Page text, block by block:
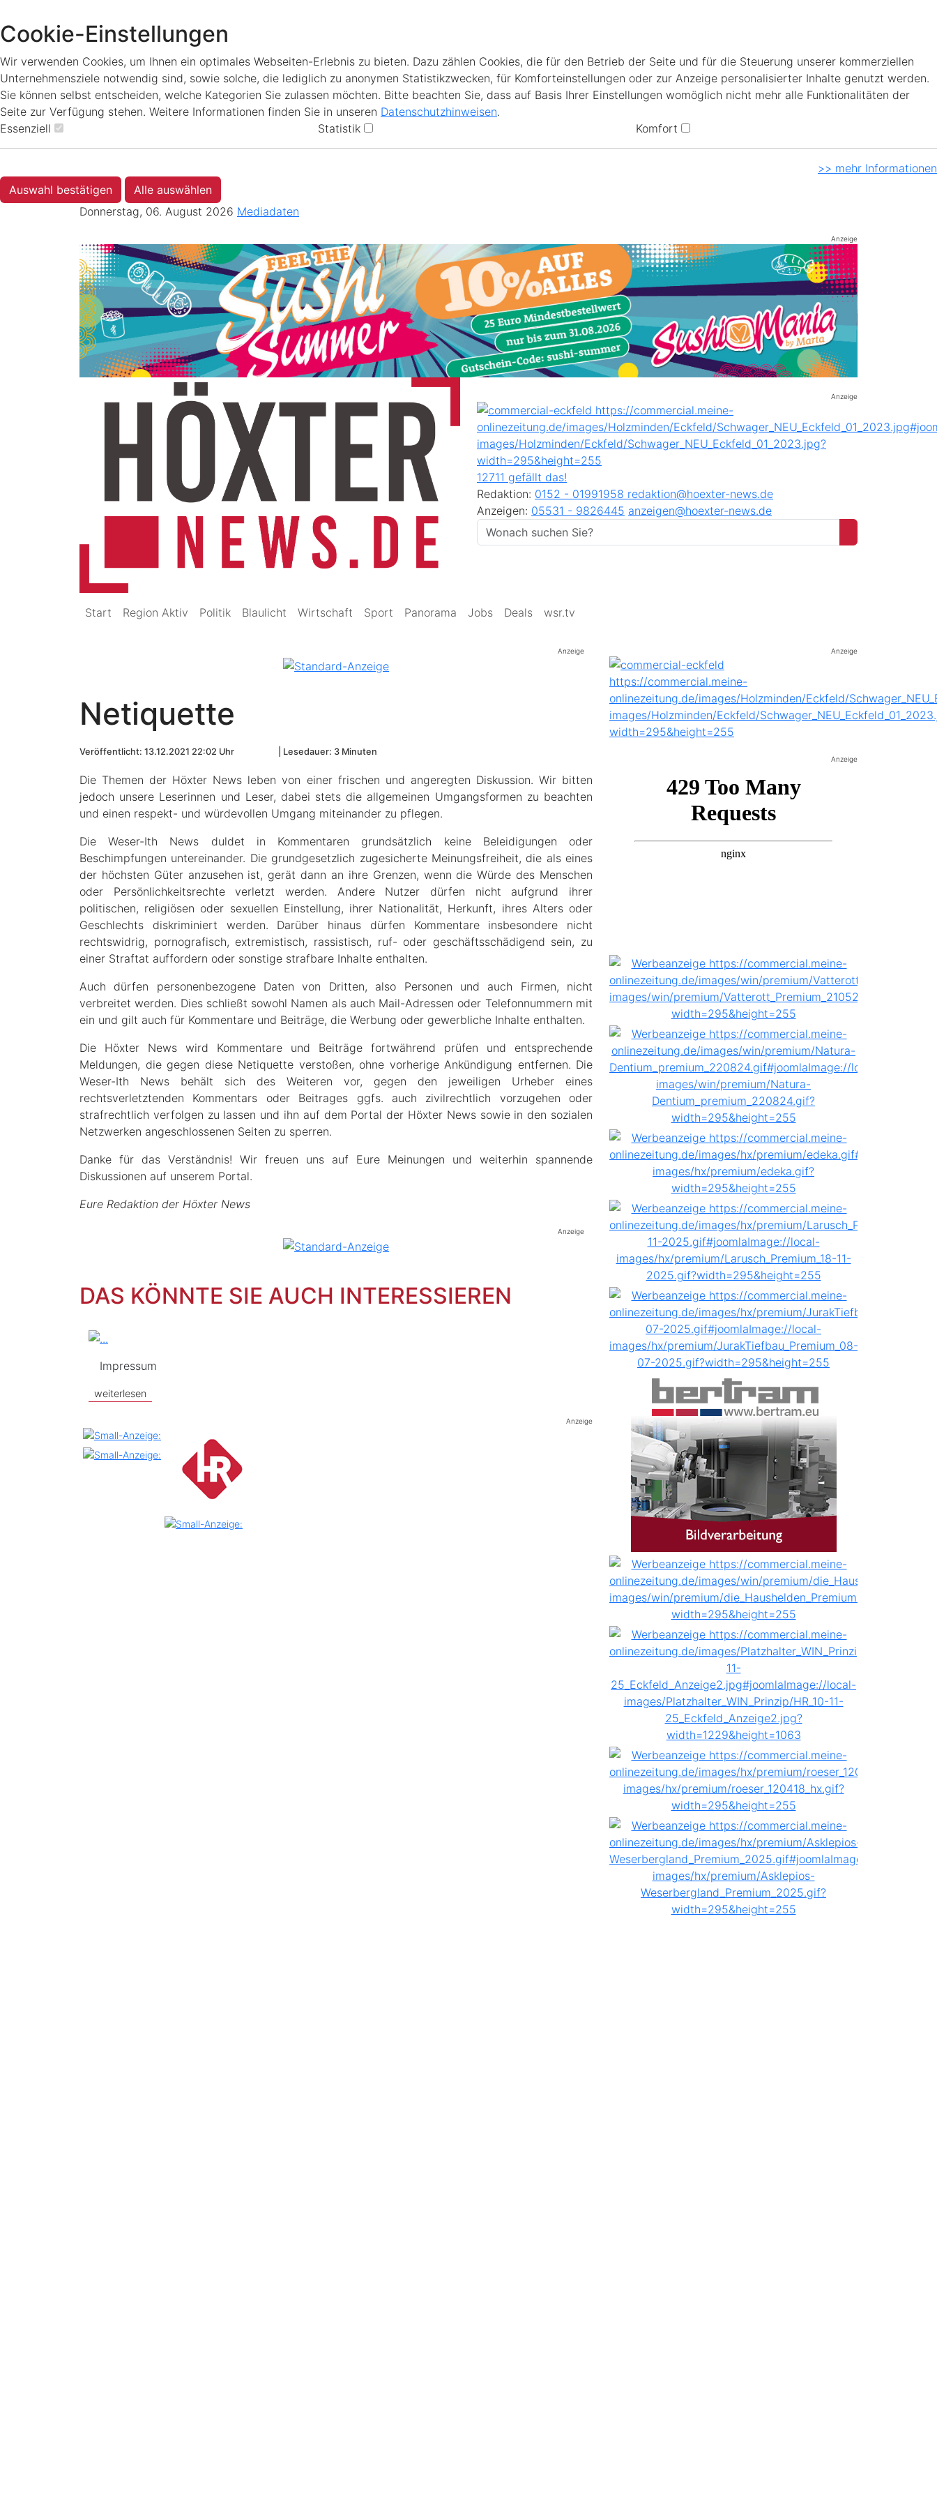
Cookie-Einstellungen
Wir verwenden Cookies, um Ihnen ein optimales Webseiten-Erlebnis zu bieten. Dazu zählen Cookies, die für den Betrieb der Seite und für die Steuerung unserer kommerziellen
Unternehmensziele notwendig sind, sowie solche, die lediglich zu anonymen Statistikzwecken, für Komforteinstellungen oder zur Anzeige personalisierter Inhalte genutzt werden.
Sie können selbst entscheiden, welche Kategorien Sie zulassen möchten. Bitte beachten Sie, dass auf Basis Ihrer Einstellungen womöglich nicht mehr alle Funktionalitäten der
Seite zur Verfügung stehen. Weitere Informationen finden Sie in unseren Datenschutzhinweisen.
Essenziell
Statistik Komfort
>> mehr Informationen
Auswahl bestätigen
Alle auswählen
Donnerstag, 06. August 2026 Mediadaten
Anzeige
Anzeige
12711 gefällt das!
Redaktion: 0152 - 01991958 redaktion@hoexter-news.de
Anzeigen: 05531 - 9826445 anzeigen@hoexter-news.de
Start Region Aktiv Politik Blaulicht Wirtschaft Sport Panorama Jobs Deals wsr.tv
Anzeige
Netiquette
Veröffentlicht: 13.12.2021 22:02 Uhr Lesedauer: 3 Minuten
Die Themen der Höxter News leben von einer frischen und angeregten Diskussion. Wir bitten
jedoch unsere Leserinnen und Leser, dabei stets die allgemeinen Umgangsformen zu beachten
und einen respekt- und würdevollen Umgang miteinander zu pflegen.
Die Weser-Ith News duldet in Kommentaren grundsätzlich keine Beleidigungen oder
Beschimpfungen untereinander. Die grundgesetzlich zugesicherte Meinungsfreiheit, die als eines
der höchsten Güter anzusehen ist, gerät dann an ihre Grenzen, wenn die Würde des Menschen
oder Persönlichkeitsrechte verletzt werden. Andere Nutzer dürfen nicht aufgrund ihrer
politischen, religiösen oder sexuellen Einstellung, ihrer Nationalität, Herkunft, ihres Alters oder
Geschlechts diskriminiert werden. Darüber hinaus dürfen Kommentare insbesondere nicht
rechtswidrig, pornografisch, extremistisch, rassistisch, ruf- oder geschäftsschädigend sein, zu
einer Straftat auffordern oder sonstige strafbare Inhalte enthalten.
Auch dürfen personenbezogene Daten von Dritten, also Personen und auch Firmen, nicht
verbreitet werden. Dies schließt sowohl Namen als auch Mail-Adressen oder Telefonnummern mit
ein und gilt auch für Kommentare und Beiträge, die Werbung oder gewerbliche Inhalte enthalten.
Die Höxter News wird Kommentare und Beiträge fortwährend prüfen und entsprechende
Meldungen, die gegen diese Netiquette verstoßen, ohne vorherige Ankündigung entfernen. Die
Weser-Ith News behält sich des Weiteren vor, gegen den jeweiligen Urheber eines
rechtsverletztenden Kommentars oder Beitrages ggfs. auch zivilrechtlich vorzugehen oder
strafrechtlich verfolgen zu lassen und ihn auf dem Portal der Höxter News sowie in den sozialen
Netzwerken angeschlossenen Seiten zu sperren.
Danke für das Verständnis! Wir freuen uns auf Eure Meinungen und weiterhin spannende
Diskussionen auf unserem Portal.
Eure Redaktion der Höxter News
Anzeige
DAS KÖNNTE SIE AUCH INTERESSIEREN
Impressum
weiterlesen
Anzeige
Anzeige
Anzeige